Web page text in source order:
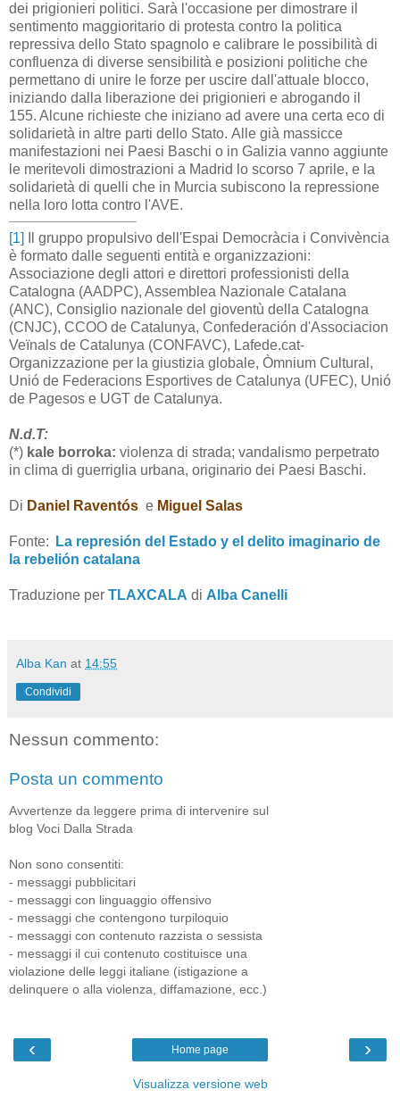
dei prigionieri politici. Sarà l'occasione per dimostrare il
sentimento maggioritario di protesta contro la politica
repressiva dello Stato spagnolo e calibrare le possibilità di
confluenza di diverse sensibilità e posizioni politiche che
permettano di unire le forze per uscire dall'attuale blocco,
iniziando dalla liberazione dei prigionieri e abrogando il
155. Alcune richieste che iniziano ad avere una certa eco di
solidarietà in altre parti dello Stato. Alle già massicce
manifestazioni nei Paesi Baschi o in Galizia vanno aggiunte
le meritevoli dimostrazioni a Madrid lo scorso 7 aprile, e la
solidarietà di quelli che in Murcia subiscono la repressione
nella loro lotta contro l'AVE.
[1]
Il gruppo propulsivo dell'Espai Democràcia i Convivència
è formato dalle seguenti entità e organizzazioni:
Associazione degli attori e direttori professionisti della
Catalogna (AADPC), Assemblea Nazionale Catalana
(ANC), Consiglio nazionale del gioventù della Catalogna
(CNJC), CCOO de Catalunya, Confederación d'Associacion
Veïnals de Catalunya (CONFAVC), Lafede.cat-
Organizzazione per la giustizia globale, Òmnium Cultural,
Unió de Federacions Esportives de Catalunya (UFEC), Unió
de Pagesos e UGT de Catalunya.
N.d.T:
(*) kale borroka: violenza di strada; vandalismo perpetrato
in clima di guerriglia urbana, originario dei Paesi Baschi.
Di Daniel Raventós e Miguel Salas
Fonte:
La represión del Estado y el delito imaginario de
la rebelión catalana
Traduzione per TLAXCALA di Alba Canelli
Alba Kan at 14:55
Condividi
Nessun commento:
Posta un commento
Avvertenze da leggere prima di intervenire sul
blog Voci Dalla Strada
Non sono consentiti:
- messaggi pubblicitari
- messaggi con linguaggio offensivo
- messaggi che contengono turpiloquio
- messaggi con contenuto razzista o sessista
- messaggi il cui contenuto costituisce una
violazione delle leggi italiane (istigazione a
delinquere o alla violenza, diffamazione, ecc.)
‹ ›
Home page
Visualizza versione web